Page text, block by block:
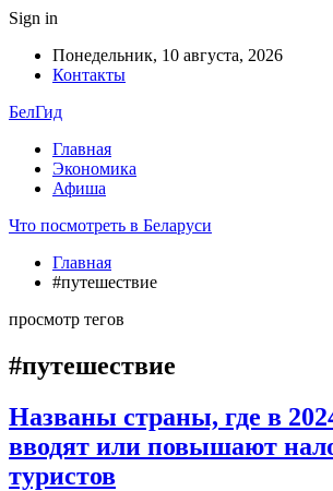
Sign in
Понедельник, 10 августа, 2026
Контакты
БелГид
Главная
Экономика
Афиша
Что посмотреть в Беларуси
Главная
#путешествие
просмотр тегов
#путешествие
Названы страны, где в
вводят или повышают
туристов